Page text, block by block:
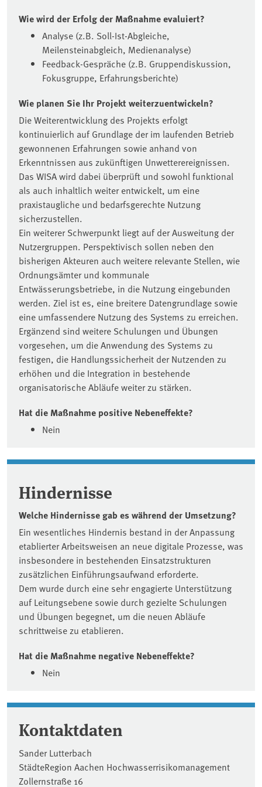
Wie wird der Erfolg der Maßnahme evaluiert?
Analyse (z.B. Soll-Ist-Abgleiche,
Meilensteinabgleich, Medienanalyse)
Feedback-Gespräche (z.B. Gruppendiskussion,
Fokusgruppe, Erfahrungsberichte)
Wie planen Sie Ihr Projekt weiterzuentwickeln?
Die Weiterentwicklung des Projekts erfolgt
kontinuierlich auf Grundlage der im laufenden Betrieb
gewonnenen Erfahrungen sowie anhand von
Erkenntnissen aus zukünftigen Unwetterereignissen.
Das WISA wird dabei überprüft und sowohl funktional
als auch inhaltlich weiter entwickelt, um eine
praxistaugliche und bedarfsgerechte Nutzung
sicherzustellen.
Ein weiterer Schwerpunkt liegt auf der Ausweitung der
Nutzergruppen. Perspektivisch sollen neben den
bisherigen Akteuren auch weitere relevante Stellen, wie
Ordnungsämter und kommunale
Entwässerungsbetriebe, in die Nutzung eingebunden
werden. Ziel ist es, eine breitere Datengrundlage sowie
eine umfassendere Nutzung des Systems zu erreichen.
Ergänzend sind weitere Schulungen und Übungen
vorgesehen, um die Anwendung des Systems zu
festigen, die Handlungssicherheit der Nutzenden zu
erhöhen und die Integration in bestehende
organisatorische Abläufe weiter zu stärken.
Hat die Maßnahme positive Nebeneffekte?
Nein
Hindernisse
Welche Hindernisse gab es während der Umsetzung?
Ein wesentliches Hindernis bestand in der Anpassung
etablierter Arbeitsweisen an neue digitale Prozesse, was
insbesondere in bestehenden Einsatzstrukturen
zusätzlichen Einführungsaufwand erforderte.
Dem wurde durch eine sehr engagierte Unterstützung
auf Leitungsebene sowie durch gezielte Schulungen
und Übungen begegnet, um die neuen Abläufe
schrittweise zu etablieren.
Hat die Maßnahme negative Nebeneffekte?
Nein
Kontaktdaten
Sander Lutterbach
StädteRegion Aachen Hochwasserrisikomanagement
Zollernstraße 16